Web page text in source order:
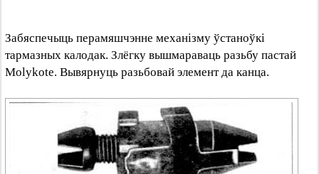
Забяспечыць перамяшчэнне механізму ўстаноўкі
тармазных калодак. Злёгку вышмараваць разьбу пастай
Molykote. Вывярнуць разьбовай элемент да канца.